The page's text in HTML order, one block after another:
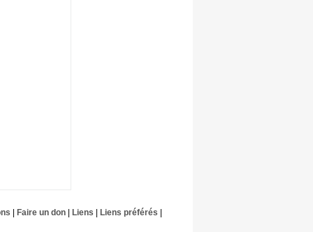
Faire un don| Liens Liens préférés